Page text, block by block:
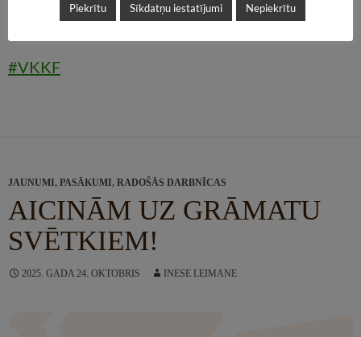
Gaidīsim visus interesentus!
#VKKF
JAUNUMI, PASĀKUMI, RADOŠĀS DARBNĪCAS
AICINĀM UZ GRĀMATU
SVĒTKIEM!
2025. GADA 24. OKTOBRIS INESE LEIMANE
Piekrītu Sīkdatņu iestatījumi Nepiekrītu